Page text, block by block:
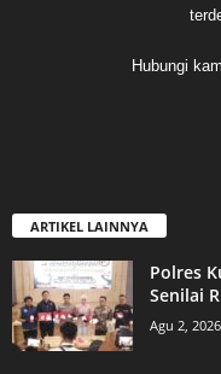
Hubungi
ARTIKEL LAINNYA
Polres
Senilai
Agu 2, 2026